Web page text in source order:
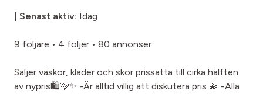
Senast aktiv: Idag
9 följare • 4 följer • 80 annonser
Säljer väskor, kläder och skor prissatta till cirka hälften
av nypris🛍️🩷✨ -Är alltid villig att diskutera pris 💫 -Alla